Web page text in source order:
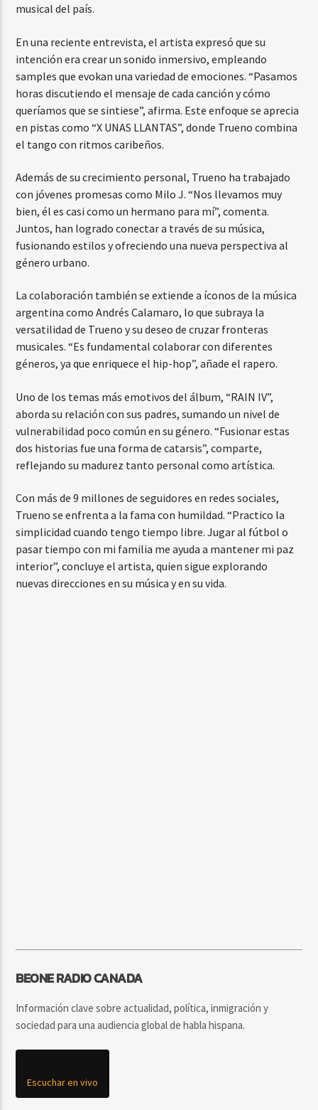
musical del país.
En una reciente entrevista, el artista expresó que su
intención era crear un sonido inmersivo, empleando
samples que evokan una variedad de emociones. “Pasamos
horas discutiendo el mensaje de cada canción y cómo
queríamos que se sintiese”, afirma. Este enfoque se aprecia
en pistas como “X UNAS LLANTAS”, donde Trueno combina
el tango con ritmos caribeños.
Además de su crecimiento personal, Trueno ha trabajado
con jóvenes promesas como Milo J. “Nos llevamos muy
bien, él es casi como un hermano para mí”, comenta.
Juntos, han logrado conectar a través de su música,
fusionando estilos y ofreciendo una nueva perspectiva al
género urbano.
La colaboración también se extiende a íconos de la música
argentina como Andrés Calamaro, lo que subraya la
versatilidad de Trueno y su deseo de cruzar fronteras
musicales. “Es fundamental colaborar con diferentes
géneros, ya que enriquece el hip-hop”, añade el rapero.
Uno de los temas más emotivos del álbum, “RAIN IV”,
aborda su relación con sus padres, sumando un nivel de
vulnerabilidad poco común en su género. “Fusionar estas
dos historias fue una forma de catarsis”, comparte,
reflejando su madurez tanto personal como artística.
Con más de 9 millones de seguidores en redes sociales,
Trueno se enfrenta a la fama con humildad. “Practico la
simplicidad cuando tengo tiempo libre. Jugar al fútbol o
pasar tiempo con mi familia me ayuda a mantener mi paz
interior”, concluye el artista, quien sigue explorando
nuevas direcciones en su música y en su vida.
BEONE RADIO CANADA
Información clave sobre actualidad, política, inmigración y
sociedad para una audiencia global de habla hispana.
Escuchar en vivo